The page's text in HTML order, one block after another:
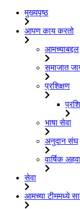
मुख्यपृष्ठ
आपण काय करतो
आमच्याबद्दल
समाजात
प्रशिक्षण
भाषा सेवा
अनुदान संघ
वार्षिक
सेवा
आमच्या टीममध्ये